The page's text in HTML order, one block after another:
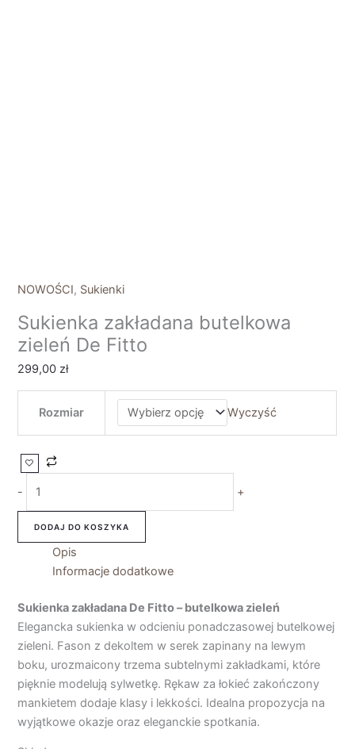
NOWOŚCI, Sukienki
Sukienka zakładana butelkowa
zieleń De Fitto
299,00zł
Rozmiar Wyczyść
- +
DODAJ DO KOSZYKA
Opis
Informacje dodatkowe
Sukienka zakładana De Fitto – butelkowa zieleń
Elegancka sukienka w odcieniu ponadczasowej butelkowej
zieleni. Fason z dekoltem w serek zapinany na lewym
boku, urozmaicony trzema subtelnymi zakładkami, które
pięknie modelują sylwetkę. Rękaw za łokieć zakończony
mankietem dodaje klasy i lekkości. Idealna propozycja na
wyjątkowe okazje oraz eleganckie spotkania.